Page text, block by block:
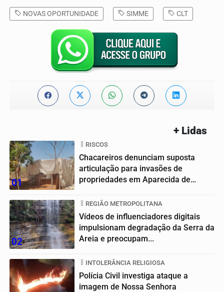
NOVAS OPORTUNIDADE SIMME CLT
+ Lidas
01
RISCOS
Chacareiros denunciam suposta
articulação para invasões de
propriedades em Aparecida de
02
REGIÃO METROPOLITANA
Vídeos de influenciadores digitais
impulsionam degradação da Serra da
Areia e preocupam...
INTOLERÂNCIA RELIGIOSA
Polícia Civil investiga ataque a
imagem de Nossa Senhora